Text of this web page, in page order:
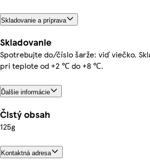
Skladovanie a príprava
Skladovanie
Spotrebujte do/číslo šarže: viď viečko.
pri teplote od +2 ℃ do +8 ℃.
Ďalšie informácie
Čistý obsah
125g
Kontaktná adresa